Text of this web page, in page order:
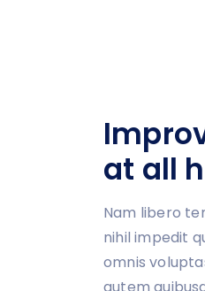
at all
Nam libero
nihil impedit
omnis